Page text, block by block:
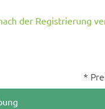
der Registrierung
*